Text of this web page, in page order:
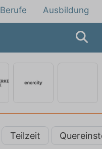
Berufe Ausbildung
Teilzeit